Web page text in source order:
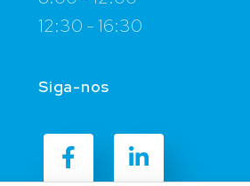
12:30 - 16:30
Siga-nos